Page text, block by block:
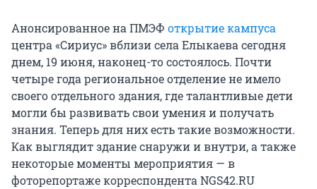
Анонсированное на ПМЭФ открытие кампуса
центра «Сириус» вблизи села Елыкаева сегодня
днем, 19 июня, наконец-то состоялось. Почти
четыре года региональное отделение не имело
своего отдельного здания, где талантливые дети
могли бы развивать свои умения и получать
знания. Теперь для них есть такие возможности.
Как выглядит здание снаружи и внутри, а также
некоторые моменты мероприятия — в
фоторепортаже корреспондента NGS42.RU